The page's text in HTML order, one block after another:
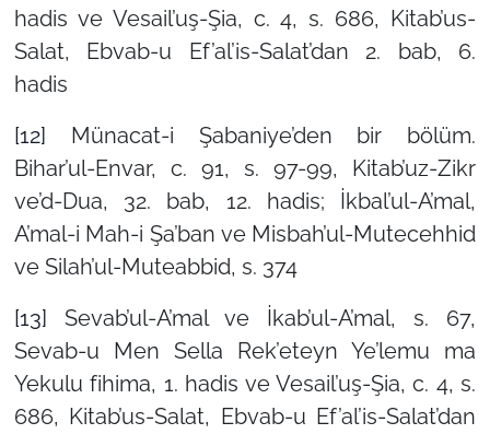
hadis ve Vesail’uş-Şia, c. 4, s. 686, Kitab’us-
Salat, Ebvab-u Ef’al’is-Salat’dan 2. bab, 6.
hadis
[12] Münacat-i Şabaniye’den bir bölüm.
Bihar’ul-Envar, c. 91, s. 97-99, Kitab’uz-Zikr
ve’d-Dua, 32. bab, 12. hadis; İkbal’ul-A’mal,
A’mal-i Mah-i Şa’ban ve Misbah’ul-Mutecehhid
ve Silah’ul-Muteabbid, s. 374
[13] Sevab’ul-A’mal ve İkab’ul-A’mal, s. 67,
Sevab-u Men Sella Rek’eteyn Ye’lemu ma
Yekulu fihima, 1. hadis ve Vesail’uş-Şia, c. 4, s.
686, Kitab’us-Salat, Ebvab-u Ef’al’is-Salat’dan